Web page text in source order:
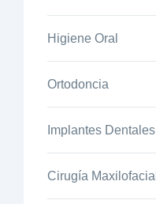
Higiene Oral
Ortodoncia
Implantes Dentales
Cirugía Maxilofacial